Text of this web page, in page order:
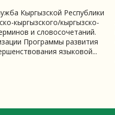
Кыргызской Республики
кыргызского/кыргызско-
и словосочетаний.
Программы развития
языковой...